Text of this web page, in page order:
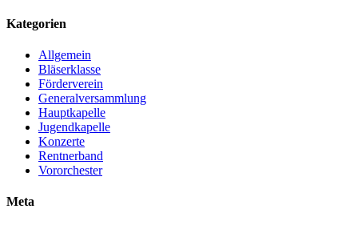
Kategorien
Allgemein
Bläserklasse
Förderverein
Generalversammlung
Hauptkapelle
Jugendkapelle
Konzerte
Rentnerband
Vororchester
Meta